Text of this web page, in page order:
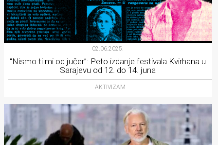
02.06.2025.
“Nismo ti mi od jučer”: Peto izdanje festivala Kvirhana u
Sarajevu od 12. do 14. juna
AKTIVIZAM